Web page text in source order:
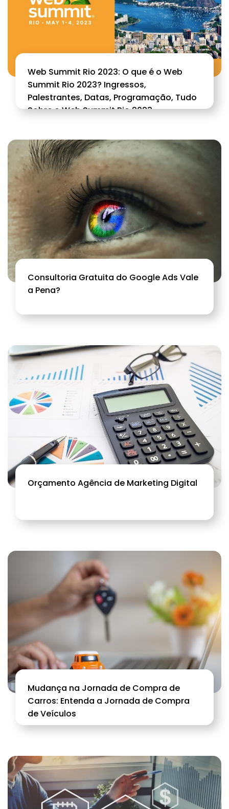
Web Summit Rio 2023: O que é o Web
Summit Rio 2023? Ingressos,
Palestrantes, Datas, Programação, Tudo
Sobre o Web Summit Rio 2023
Consultoria Gratuita do Google Ads Vale
a Pena?
Orçamento Agência de Marketing Digital
Mudança na Jornada de Compra de
Carros: Entenda a Jornada de Compra
de Veículos